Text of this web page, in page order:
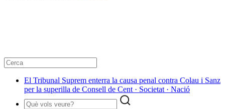
El Tribunal Suprem enterra la causa penal contra Colau i Sanz
per la superilla de Consell de Cent · Societat · Nació